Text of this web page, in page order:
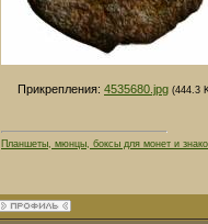
Прикрепления: 4535680.jpg (444.3
Планшеты, мюнцы, боксы для монет и